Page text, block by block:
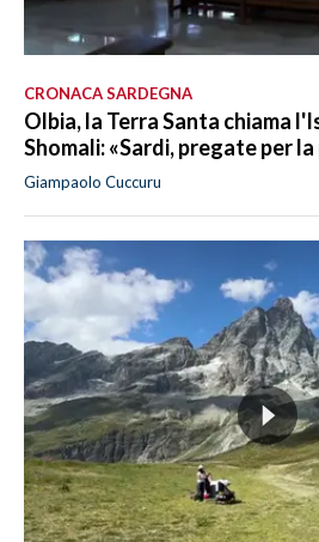
CRONACA SARDEGNA
Olbia, la Terra Santa chiama
Shomali: «Sardi, pregate per la
Giampaolo Cuccuru